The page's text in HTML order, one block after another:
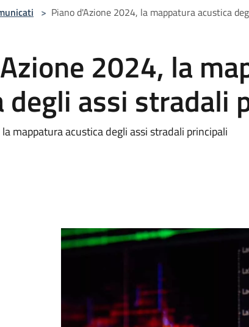
> Piano d'Azione 2024, la mappatura acustica
2024, la
degli assi stradali
mappatura acustica degli assi stradali principali